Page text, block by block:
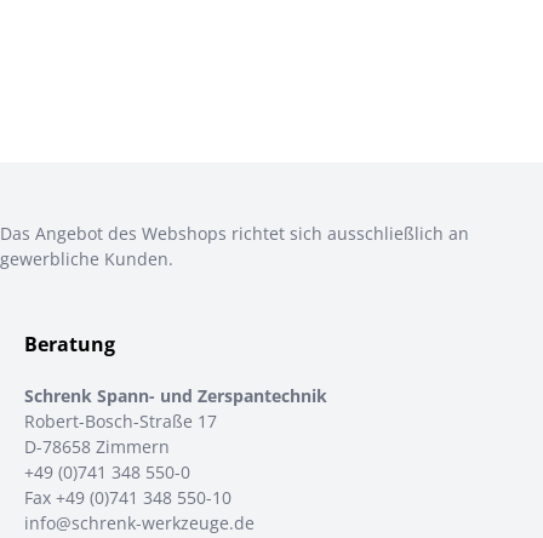
Das Angebot des Webshops richtet sich ausschließlich an
gewerbliche Kunden.
Beratung
Schrenk Spann- und Zerspantechnik
Robert-Bosch-Straße 17
D-78658 Zimmern
+49 (0)741 348 550-0
Fax +49 (0)741 348 550-10
info@schrenk-werkzeuge.de